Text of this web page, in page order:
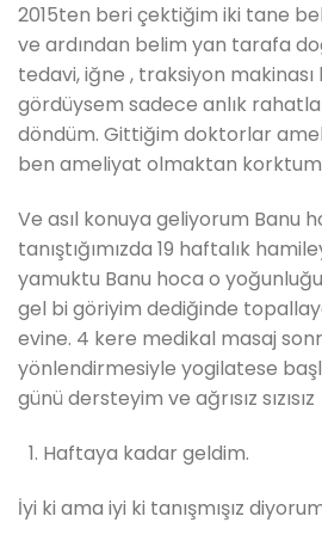
2015ten beri çektiğim iki tane bel
ve ardından belim yan tarafa
tedavi, iğne , traksiyon
gördüysem sadece anlık
döndüm. Gittiğim doktorlar
ben ameliyat olmaktan
Ve asıl konuya geliyorum Banu
tanıştığımızda 19 haftalık
yamuktu Banu hoca o
gel bi göriyim dediğinde
evine. 4 kere medikal masaj
yönlendirmesiyle yogilatese
günü dersteyim ve ağrısız sızısız
Haftaya kadar geldim.
İyi ki ama iyi ki tanışmışız